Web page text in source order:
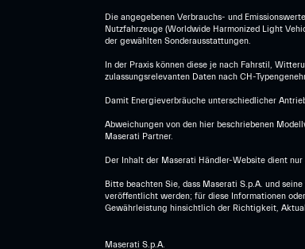
Die angegebenen Verbrauchs- und
Nutzfahrzeuge (Worldwide Harmonized Light
der gewählten Sonderausstattungen.
In der Praxis können diese je nach Fahrstil,
zulassungsrelevanten Daten nach CH-
Damit Energieverbräuche unterschiedlicher
Abweichungen von den hier beschriebenen
Maserati Partner.
Der Inhalt der Maserati Händler-Website dient
Bitte beachten Sie, dass Maserati S.p.A. und
veröffentlicht werden; für diese Informationen
Gewährleistung hinsichtlich der Richtigkeit,
Maserati S.p.A.